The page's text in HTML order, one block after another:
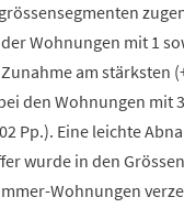
Wohnungen mit 1
am stärksten
den Wohnungen mit
Pp.). Eine leichte
wurde in den
Wohnungen